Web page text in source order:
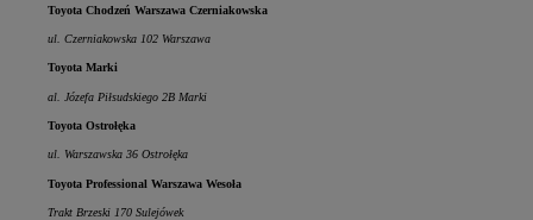
Toyota Chodzeń Warszawa Czerniakowska
ul. Czerniakowska 102 Warszawa
Toyota Marki
al. Józefa Piłsudskiego 2B Marki
Toyota Ostrołęka
ul. Warszawska 36 Ostrołęka
Toyota Professional Warszawa Wesoła
Trakt Brzeski 170 Sulejówek